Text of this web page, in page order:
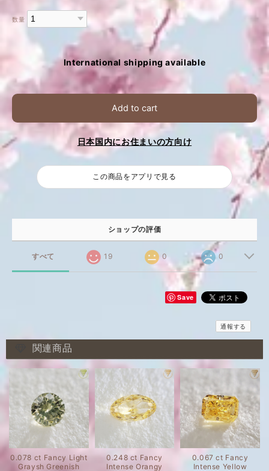
数量
International shipping available
Add to cart
日本国内にお住まいの方向け
この商品をアプリで見る
ショップの評価
すべて 19 0 0
Save
通報する
関連商品
0.078 ct Fancy Light
Graysh Greenish
0.248 ct Fancy
Intense Orangy
0.067 ct Fancy
Intense Yellow